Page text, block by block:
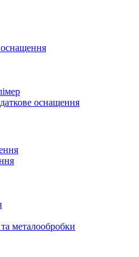
оснащення
металообробки